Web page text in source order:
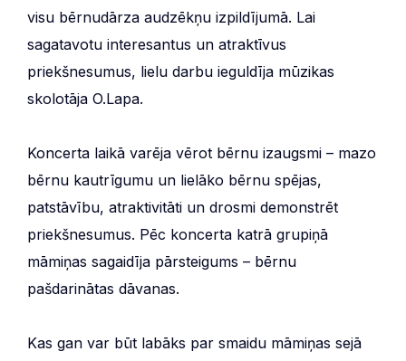
visu bērnudārza audzēkņu izpildījumā. Lai
sagatavotu interesantus un atraktīvus
priekšnesumus, lielu darbu ieguldīja mūzikas
skolotāja O.Lapa.
Koncerta laikā varēja vērot bērnu izaugsmi – mazo
bērnu kautrīgumu un lielāko bērnu spējas,
patstāvību, atraktivitāti un drosmi demonstrēt
priekšnesumus. Pēc koncerta katrā grupiņā
māmiņas sagaidīja pārsteigums – bērnu
pašdarinātas dāvanas.
Kas gan var būt labāks par smaidu māmiņas sejā